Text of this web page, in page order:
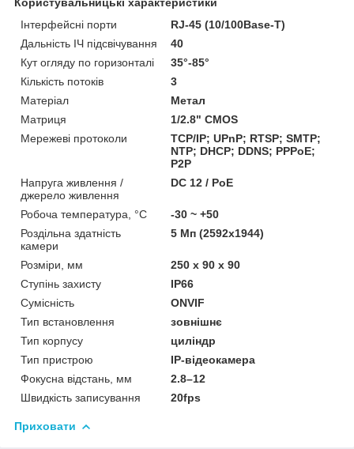
Інтерфейсні порти
RJ-45 (10/100Base-T)
Дальність ІЧ підсвічування
40
Кут огляду по горизонталі
35°-85°
Кількість потоків
3
Матеріал
Метал
Матриця
1/2.8" CMOS
Мережеві протоколи
TCP/IP; UPnP; RTSP; SMTP;
NTP; DHCP; DDNS; PPPoE;
P2P
Напруга живлення /
джерело живлення
DC 12 / PoE
Робоча температура, °C
-30 ~ +50
Роздільна здатність
камери
5 Мп (2592x1944)
Розміри, мм
250 х 90 х 90
Ступінь захисту
IP66
Сумісність
ONVIF
Тип встановлення
зовнішнє
Тип корпусу
циліндр
Тип пристрою
IP-відеокамера
Фокусна відстань, мм
2.8–12
Швидкість записування
20fps
Приховати